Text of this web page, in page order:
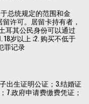
总统规定的范围和金
许可。居留卡持有者，
耳其公民身份可以通过
岁以上 ;2. 购买不低于
罪记录
出生证明公证；3.结婚证
7.政府申请费缴费凭证；